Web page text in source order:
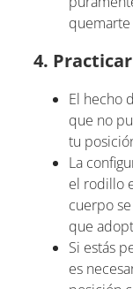
4.
El hecho
que no
tu
La
el rodillo
cuerpo
que
Si estás
es